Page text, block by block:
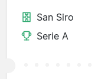
San Siro
Serie A